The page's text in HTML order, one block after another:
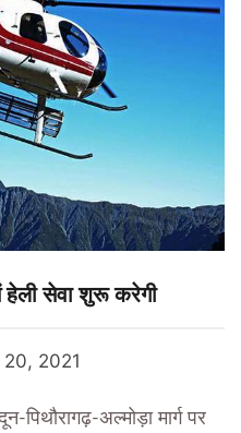
हेली सेवा शुरू करेगी
2021
पिथौरागढ़-अल्मोड़ा मार्ग पर